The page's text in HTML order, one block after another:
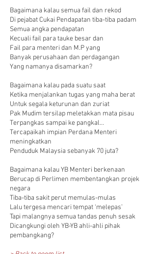
Bagaimana kalau semua fail dan rekod
Di pejabat Cukai Pendapatan tiba-tiba padam
Semua angka pendapatan
Kecuali fail para tauke besar dan
Fail para menteri dan M.P yang
Banyak perusahaan dan perdagangan
Yang namanya disamarkan?
Bagaimana kalau pada suatu saat
Ketika menjalankan tugas yang maha berat
Untuk segala keturunan dan zuriat
Pak Mudim tersilap meletakkan mata pisau
Terpangkas sampai ke pangkal…
Tercapaikah impian Perdana Menteri
meningkatkan
Penduduk Malaysia sebanyak 70 juta?
Bagaimana kalau YB Menteri berkenaan
Berucap di Perlimen membentangkan projek
negara
Tiba-tiba sakit perut memulas-mulas
Lalu tergesa mencari tempat ‘melepas’
Tapi malangnya semua tandas penuh sesak
Dicangkungi oleh YB-YB ahli-ahli pihak
pembangkang?